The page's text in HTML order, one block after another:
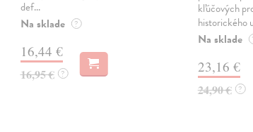
def...
Na sklade ?
16,44 €
16,95 € ?
kľúčových
historického
Na sklade
23,16 €
24,90 € ?